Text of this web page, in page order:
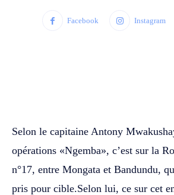
Facebook Instagram
Selon le capitaine Antony
opérations «Ngemba», c’est sur la
n°17, entre Mongata et Bandundu,
pris pour cible.Selon lui, ce sur cet